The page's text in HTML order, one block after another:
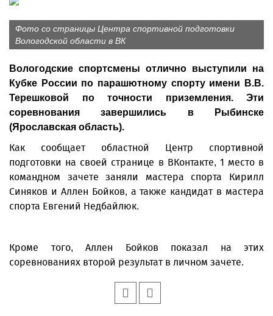
Фото со страницы Центра спортивной подготовки
Вологодской области в ВК
Вологодские спортсмены отлично выступили на
Кубке России по парашютному спорту имени В.В.
Терешковой по точности приземления. Эти
соревнования завершились в Рыбинске
(Ярославская область).
Как сообщает областной Центр спортивной
подготовки на своей странице в ВКонтакте, 1 место в
командном зачете заняли мастера спорта Кирилл
Синяков и Аллен Бойков, а также кандидат в мастера
спорта Евгений Недбайлюк.
Кроме того, Аллен Бойков показал на этих
соревнованиях второй результат в личном зачете.